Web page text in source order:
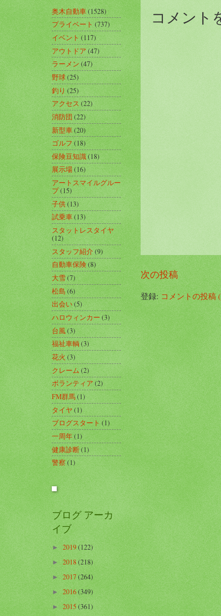
コメント
次の投稿
登録:コメントの投稿
奥木自動車(1528)
プライベート(737)
イベント(117)
アウトドア(47)
ラーメン(47)
野球(25)
釣り(25)
アクセス(22)
消防団(22)
新型車(20)
ゴルフ(18)
保険豆知識(18)
展示場(16)
アートスマイルグルー
プ(15)
子供(13)
試乗車(13)
スタットレスタイヤ
(12)
スタッフ紹介(9)
自動車保険(8)
大雪(7)
松島 (6)
出会い(5)
ハロウィンカー(3)
台風(3)
福祉車輌 (3)
花火(3)
クレーム(2)
ボランティア(2)
FM群馬(1)
タイヤ(1)
ブログスタート(1)
一周年(1)
健康診断(1)
警察 (1)
ブログ アーカ
イブ
►2019(122)
► 2018(218)
►2017(264)
►2016(349)
►2015(361)